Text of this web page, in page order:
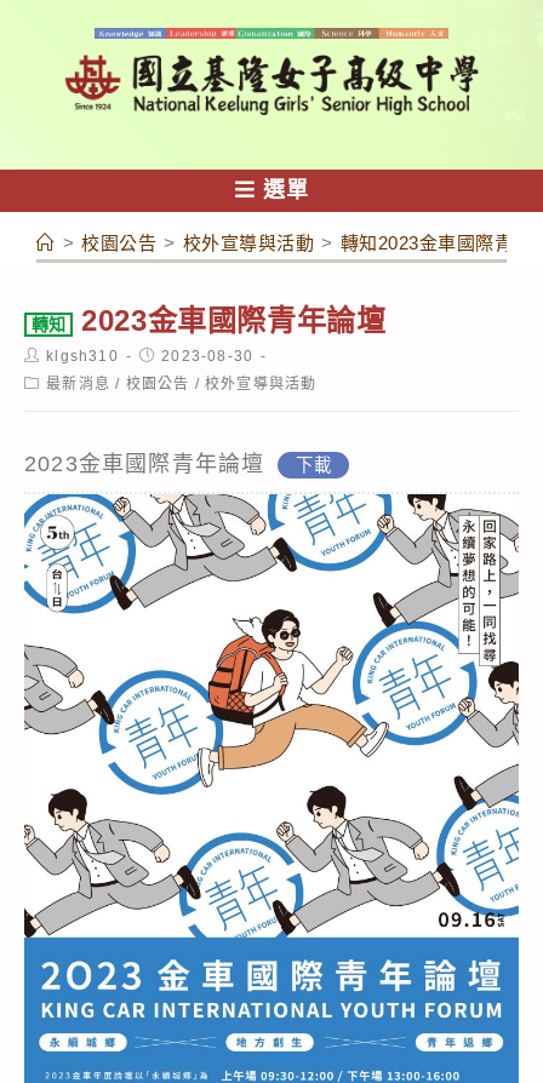
容
選單
> 校園公告 > 校外宣導與活動 > 轉知2023金車國際青年
轉知 2023金車國際青年論壇
Post
author:
klgsh310
Post
published:
2023-08-30
Post最新消息 / 校園公告 / 校外宣導與活動
2023金車國際青年論壇 下載